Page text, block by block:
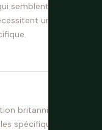
semblent
une
britannique
spécifiques et